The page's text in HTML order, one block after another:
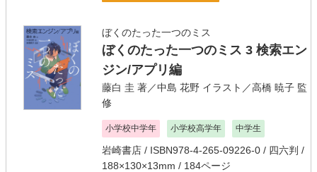
ぼくのたった一つのミス
ぼくのたった一つのミス 3 検索エン
ジン/アプリ編
藤白 圭 著／中島 花野 イラスト／高橋 暁子 監
修
小学校中学年 小学校高学年 中学生
岩崎書店 / ISBN978-4-265-09226-0 / 四六判 /
188×130×13mm / 184ページ